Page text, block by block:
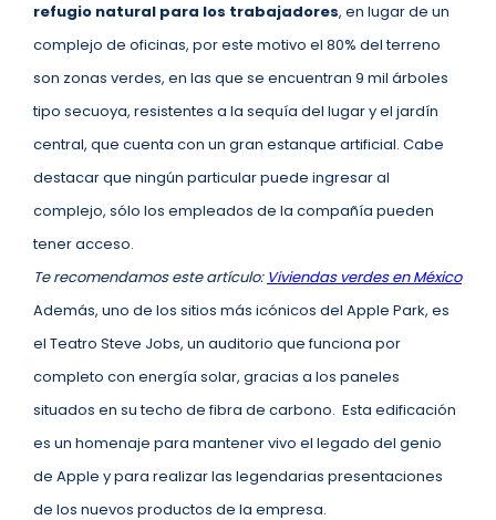
refugio natural para los trabajadores, en lugar de un
complejo de oficinas, por este motivo el 80% del terreno
son zonas verdes, en las que se encuentran 9 mil árboles
tipo secuoya, resistentes a la sequía del lugar y el jardín
central, que cuenta con un gran estanque artificial. Cabe
destacar que ningún particular puede ingresar al
complejo, sólo los empleados de la compañía pueden
tener acceso.
Te recomendamos este artículo: Viviendas verdes en México
Además, uno de los sitios más icónicos del Apple Park, es
el Teatro Steve Jobs, un auditorio que funciona por
completo con energía solar, gracias a los paneles
situados en su techo de fibra de carbono. Esta edificación
es un homenaje para mantener vivo el legado del genio
de Apple y para realizar las legendarias presentaciones
de los nuevos productos de la empresa.